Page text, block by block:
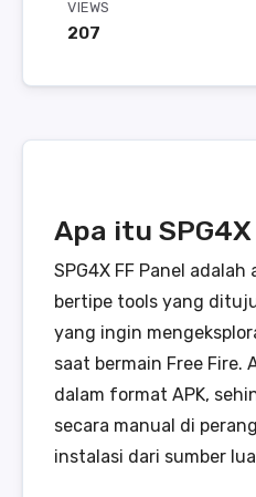
VIEWS
207
Apa itu
SPG4X FF Panel
bertipe tools yang
yang ingin
saat bermain Free Fire.
dalam format APK,
secara manual di
instalasi dari sumber